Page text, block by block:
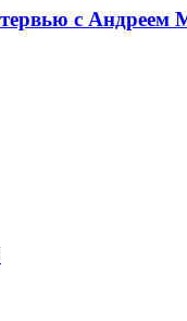
с Андреем